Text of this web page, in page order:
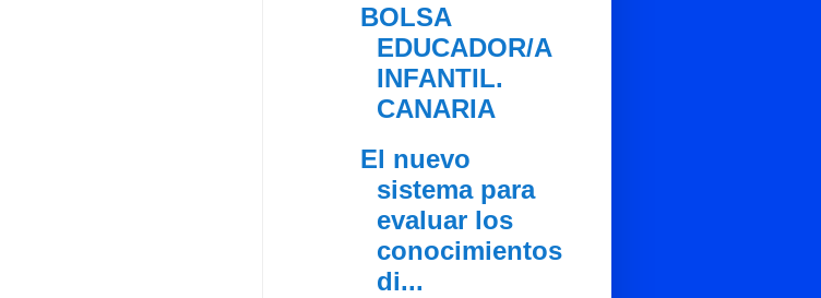
BOLSA
EDUCADOR/A
INFANTIL.
CANARIA
El nuevo
sistema para
evaluar los
conocimientos
di...